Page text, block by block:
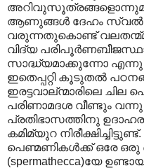
ആണുങ്ങള്‍‍ ദേഹം
വരുന്നതുകൊണ്ട്
വിദ്യ
സാദ്ധ്യമാക്കുന്നോ എന്നു
ഇതെപ്പറ്റി കൂടുതല്‍
ഇരട്ടവാല്ന്മാരിലെ ചില
പരിണാമദശ വീണ്ടും
പ്രതിഭാസത്തിനു
കമിമ്യുറ
പെണ്മണികള്‍ക്ക് ഒരേ ഒരു
(spermathecca)യേ